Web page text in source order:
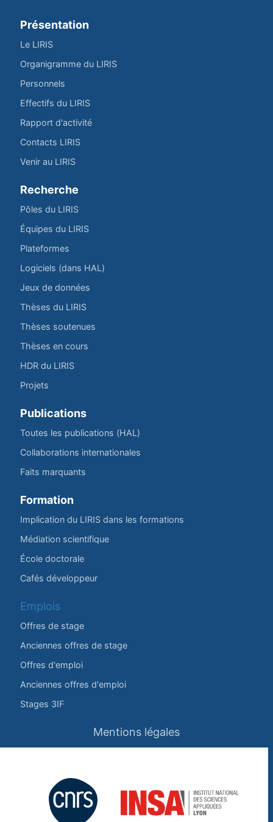
Présentation
Le LIRIS
Organigramme du LIRIS
Personnels
Effectifs du LIRIS
Rapport d'activité
Contacts LIRIS
Venir au LIRIS
Recherche
Pôles du LIRIS
Équipes du LIRIS
Plateformes
Logiciels (dans HAL)
Jeux de données
Thèses du LIRIS
Thèses soutenues
Thèses en cours
HDR du LIRIS
Projets
Publications
Toutes les publications (HAL)
Collaborations internationales
Faits marquants
Formation
Implication du LIRIS dans les formations
Médiation scientifique
École doctorale
Cafés développeur
Emplois
Offres de stage
Anciennes offres de stage
Offres d'emploi
Anciennes offres d'emploi
Stages 3IF
Mentions légales